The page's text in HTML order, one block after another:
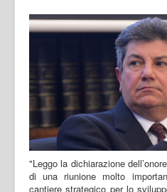
"Leggo la dichiarazione
di una riunione molto
cantiere strategico per lo